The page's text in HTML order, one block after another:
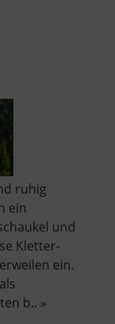
ruhig
ein
und
Kletter-
ein.
b.. »